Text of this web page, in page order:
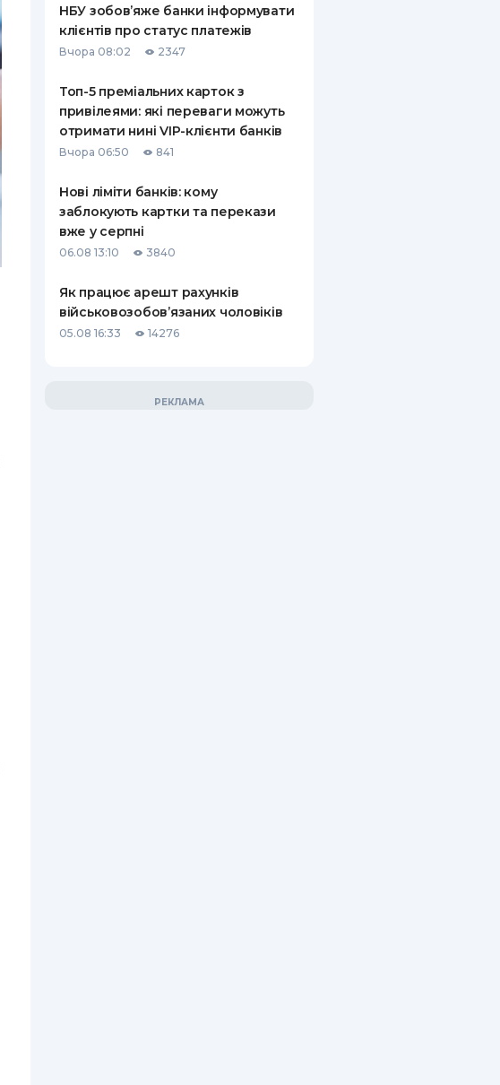
НБУ зобов’яже банки інформувати
клієнтів про статус платежів
Вчора 08:02 2347
Топ-5 преміальних карток з
привілеями: які переваги можуть
отримати нині VIP-клієнти банків
Вчора 06:50 841
Нові ліміти банків: кому
заблокують картки та перекази
вже у серпні
06.08 13:10 3840
Як працює арешт рахунків
військовозобов’язаних чоловіків
05.08 16:33 14276